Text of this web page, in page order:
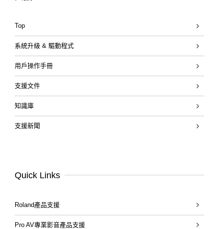
Top
系統升級 & 驅動程式
用戶操作手冊
支援文件
知識庫
支援新聞
Quick Links
Roland產品支援
Pro AV專業影音產品支援